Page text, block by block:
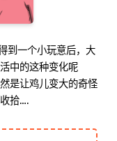
到一个小玩意后，大
中的这种变化呢
是让鸡儿变大的奇怪
拾….